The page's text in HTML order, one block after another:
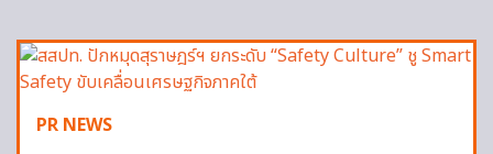
PR NEWS